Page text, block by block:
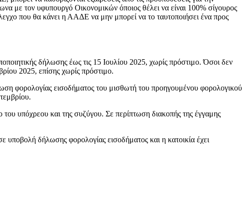
με τον υφυπουργό Οικονομικών όποιος θέλει να είναι 100% σίγουρος
που θα κάνει η ΑΑΔΕ να μην μπορεί να το ταυτοποιήσει ένα προς
δήλωσης έως τις 15 Ιουλίου 2025, χωρίς πρόστιμο. Όσοι δεν
2025, επίσης χωρίς πρόστιμο.
φορολογίας εισοδήματος του μισθωτή του προηγουμένου φορολογικού
υπόχρεου και της συζύγου. Σε περίπτωση διακοπής της έγγαμης
υποβολή δήλωσης φορολογίας εισοδήματος και η κατοικία έχει